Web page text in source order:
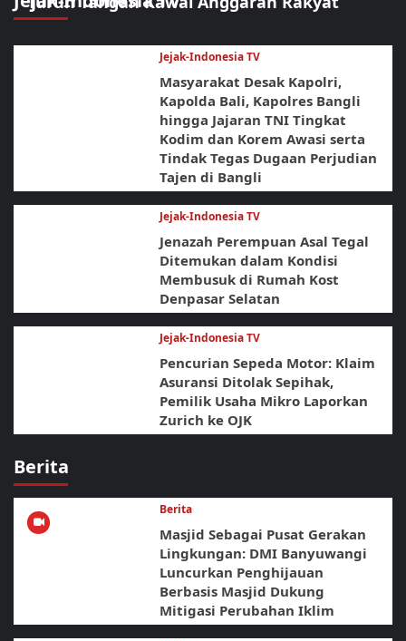
Jejak-Indonesia TV
Masyarakat Desak Kapolri,
Kapolda Bali, Kapolres Bangli
hingga Jajaran TNI Tingkat
Kodim dan Korem Awasi serta
Tindak Tegas Dugaan Perjudian
Tajen di Bangli
Jejak-Indonesia TV
Jenazah Perempuan Asal Tegal
Ditemukan dalam Kondisi
Membusuk di Rumah Kost
Denpasar Selatan
Jejak-Indonesia TV
Pencurian Sepeda Motor: Klaim
Asuransi Ditolak Sepihak,
Pemilik Usaha Mikro Laporkan
Zurich ke OJK
Berita
Berita
Masjid Sebagai Pusat Gerakan
Lingkungan: DMI Banyuwangi
Luncurkan Penghijauan
Berbasis Masjid Dukung
Mitigasi Perubahan Iklim